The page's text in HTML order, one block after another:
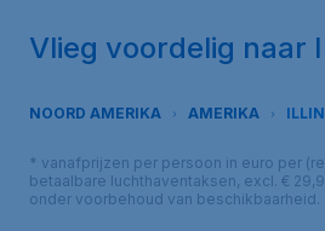
Vlieg voordelig naar
NOORD AMERIKA AMERIKA
* vanafprijzen per persoon in euro per
betaalbare luchthaventaksen, excl. €
onder voorbehoud van beschikbaarheid.